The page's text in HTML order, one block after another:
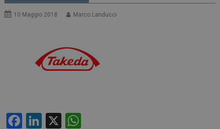
10 Maggio 2018 Marco Landucci
F
Li X